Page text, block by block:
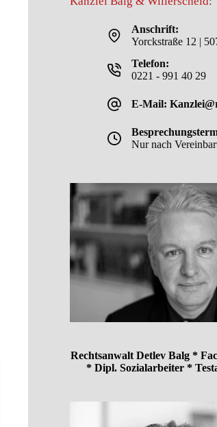
Anschrift:
Yorckstraße 12 |
Telefon:
0221 - 991 40 29
E-Mail:
Nur nach
Rechtsanwalt Detlev Balg *
* Dipl. Sozialarbeiter *